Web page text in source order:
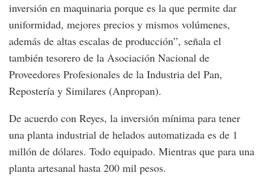
inversión en maquinaria porque es la que permite dar
uniformidad, mejores precios y mismos volúmenes,
además de altas escalas de producción”, señala el
también tesorero de la Asociación Nacional de
Proveedores Profesionales de la Industria del Pan,
Repostería y Similares (Anpropan).
De acuerdo con Reyes, la inversión mínima para tener
una planta industrial de helados automatizada es de 1
millón de dólares. Todo equipado. Mientras que para una
planta artesanal hasta 200 mil pesos.